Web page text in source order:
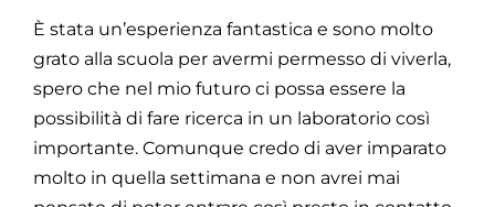
È stata un’esperienza fantastica e sono molto
grato alla scuola per avermi permesso di viverla,
spero che nel mio futuro ci possa essere la
possibilità di fare ricerca in un laboratorio così
importante. Comunque credo di aver imparato
molto in quella settimana e non avrei mai